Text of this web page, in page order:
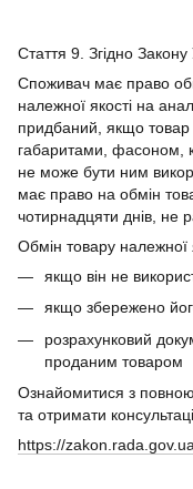
Стаття 9. Згідно
Споживач має право
належної якості на
придбаний, якщо
габаритами, фасоном,
не може бути ним
має право на обмін
чотирнадцяти днів, не
Обмін товару належної
якщо він не
якщо збережено
розрахунковий
проданим товаром
Ознайомитися з
та отримати
https://